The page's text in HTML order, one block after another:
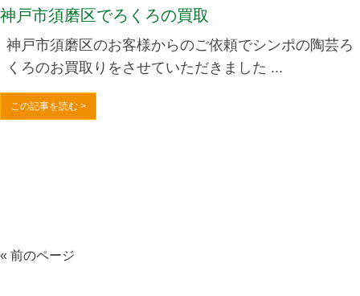
神戸市須磨区でろくろの買取
神戸市須磨区のお客様からのご依頼でシンポの陶芸ろ
くろのお買取りをさせていただきました ...
この記事を読む >
« 前のページ